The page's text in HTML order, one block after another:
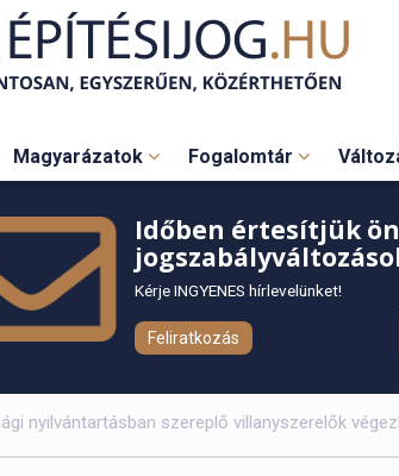
Magyarázatok Fogalomtár
Időben értesítjük
Kérje INGYENES hírlevelünket!
Feliratkozás
nyilvántartásban szereplő villanyszerelők